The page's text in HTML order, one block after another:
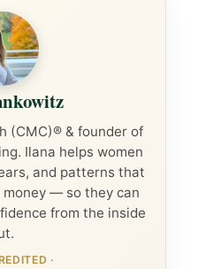
(CMC)® & founder of
Ilana helps women
and patterns that
— so they can
from the inside
·